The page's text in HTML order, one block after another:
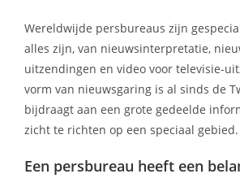
Wereldwijde persbureaus zijn
alles zijn, van nieuwsinterpretatie,
uitzendingen en video voor televisie-
vorm van nieuwsgaring is al sinds de
bijdraagt aan een grote gedeelde
zicht te richten op een speciaal gebied.
Een persbureau heeft een